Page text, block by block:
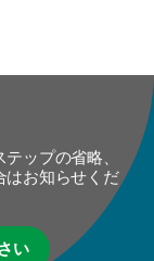
ップの省略、
はお知らせくだ
い